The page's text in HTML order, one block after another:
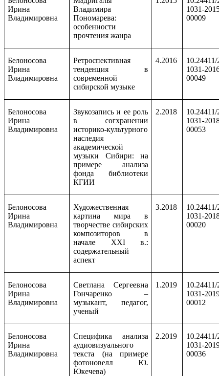
Ирина
Владимировна
Владимира
Пономарева:
особенности
прочтения жанра
1031-
00009
Белоносова
Ирина
Владимировна
Ретроспективная
тенденция в
современной
сибирской музыке
4.2016
1031-
00049
Белоносова
Ирина
Владимировна
Звукозапись и ее роль
в согхранении
историко-культурного
наследия
академической
музыки Сибири: на
примере анализа
фонда библиотеки
КГИИ
2.2018
1031-
00053
Белоносова
Ирина
Владимировна
Художественная
картина мира в
творчестве сибирских
композиторов в
начале XXIв.:
содержательный
аспект
3.2018
1031-
00020
Белоносова
Ирина
Владимировна
Светлана Сергеевна
Гончаренко –
музыкант, педагог,
ученый
1.2019
1031-
00012
Белоносова
Ирина
Владимировна
Специфика анализа
аудиовизуального
текста (на примере
фотоновелл Ю.
Юкечева)
2.2019
1031-
00036